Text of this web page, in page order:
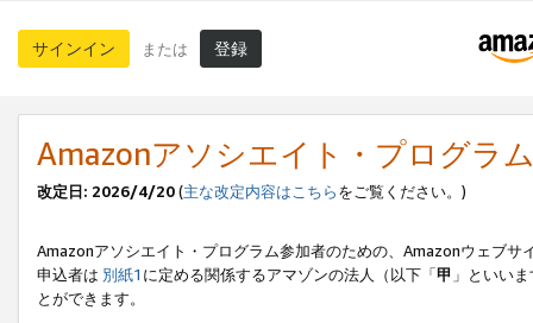
サインイン または 登録
Amazonアソシエイト・プログラ
改定日: 2026/4/20(主な改定内容はこちらをご覧ください。)
Amazonアソシエイト・プログラム参加者のための、Amazonウェブサ
申込者は 別紙1 に定める関係するアマゾンの法人（以下「甲 」といい
とができます。